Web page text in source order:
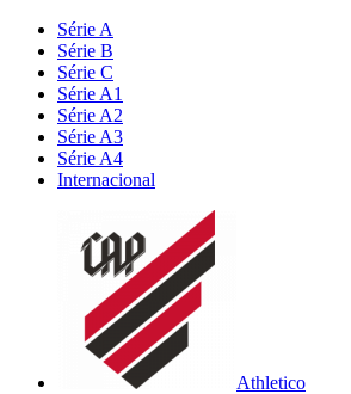
Série A
Série B
Série C
Série A1
Série A2
Série A3
Série A4
Internacional
Athletico